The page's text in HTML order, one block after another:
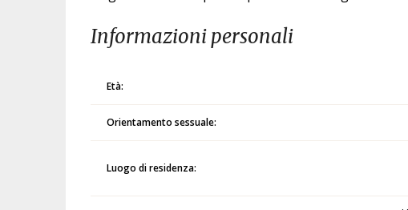
Informazioni personali
Età:
Orientamento sessuale:
Luogo di residenza: